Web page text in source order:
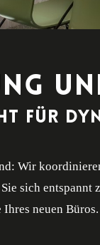
für
Wir
sich
Ihres neuen